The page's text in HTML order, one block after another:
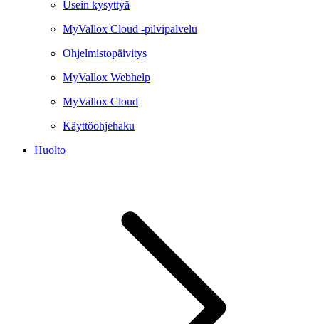
Usein kysyttyä
MyVallox Cloud -pilvipalvelu
Ohjelmistopäivitys
MyVallox Webhelp
MyVallox Cloud
Käyttöohjehaku
Huolto